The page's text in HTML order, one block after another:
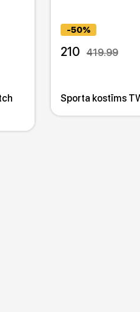
-50%
210 419.99
Sporta kostīms